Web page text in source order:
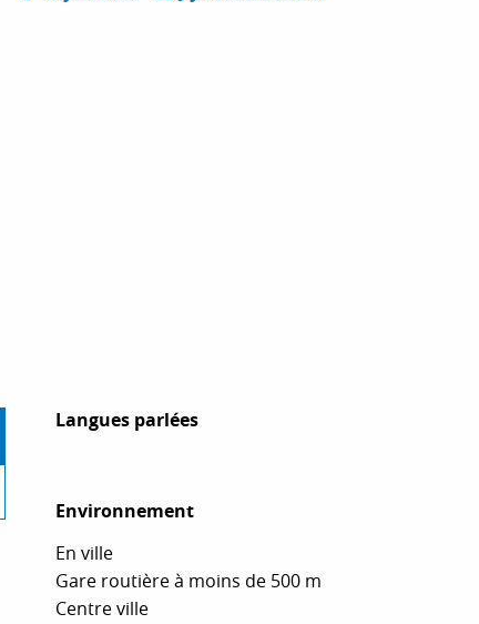
Langues parlées
Langues parlées
Environnement
Environnement
En ville
Gare routière à moins de 500 m
Centre ville